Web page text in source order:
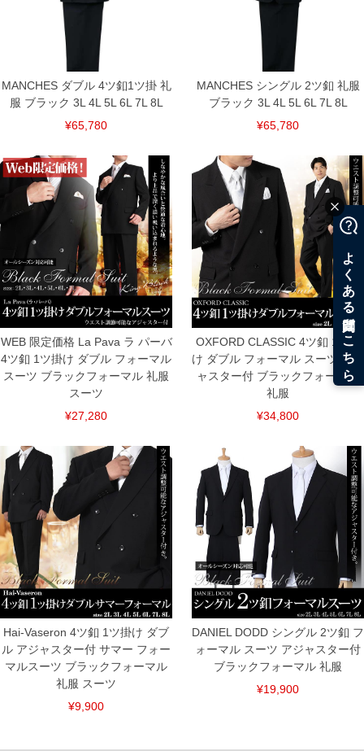
※商品によって若干のサイズの誤差がございます。また、お客様がご使用の環境（コ
ンピュータ画面）によって、商品の色味が若干異なる場合がございます。予めご了承
※当店での掲載商品は、実店鋪と在庫を共用しておりますので店頭での売り違い、店
舗からのお取り寄せ等により、お客様にご迷惑をお掛けしてしまう場合がございま
す。そのようなことがない様最大限に努めておりますが、もしあった場合速やかにご
連絡させて頂きますので予めご了承ください。
DETAIL
MANCHES ダブル 4ツ釦1ツ掛 礼
服 ブラック 3L 4L 5L 6L 7L 8L
¥65,780
MANCHES シングル 2ツ釦 礼服
ブラック 3L 4L 5L 6L 7L 8L
¥65,780
WEB 限定価格 La Pava ラ パーバ
4ツ釦 1ツ掛け ダブル フォーマル
スーツ ブラックフォーマル 礼服
スーツ
¥27,280
OXFORD CLASSIC 4ツ釦 1ツ掛
け ダブル フォーマル スーツ アジ
ャスター付 ブラックフォーマル
礼服
¥34,800
Hai-Vaseron 4ツ釦 1ツ掛け ダブ
ル アジャスター付 サマー フォー
マルスーツ ブラックフォーマル
礼服 スーツ
¥9,900
DANIEL DODD シングル 2ツ釦 フ
ォーマル スーツ アジャスター付
ブラックフォーマル 礼服
¥19,900